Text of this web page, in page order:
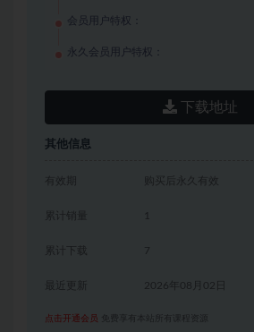
会员用户特权：
永久会员用户特权：
下载地址
其他信息
有效期 购买后永久有效
累计销量 1
累计下载 7
2026年08月02日
点击开通会员 免费享有本站所有课程资源